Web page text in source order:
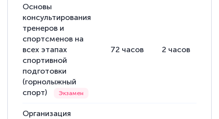
Основы
консультирования
тренеров и
спортсменов на
всех этапах
спортивной
подготовки
(горнолыжный
спорт)
72 часов 2 часов
Организация